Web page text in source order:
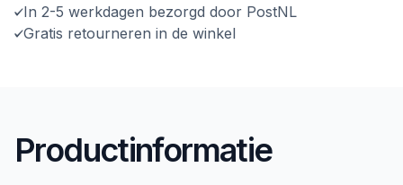
In 2-5 werkdagen bezorgd door PostNL
Gratis retourneren in de winkel
Productinformatie